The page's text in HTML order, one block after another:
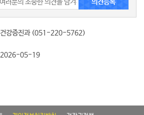
건강증진과 (051-220-5762)
2026-05-19